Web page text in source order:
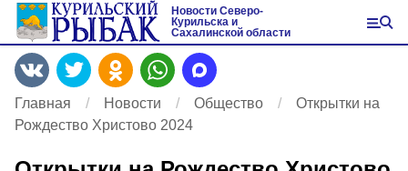
Новости Северо-
Курильска и
Сахалинской области
Главная Новости Общество
Открытки на
Рождество Христово 2024